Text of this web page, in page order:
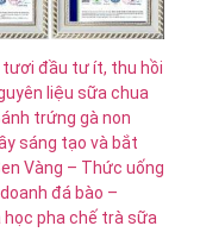
tươi đầu tư ít, thu hồi
liệu sữa chua
trứng gà non
sáng tạo và bắt
Vàng – Thức uống
đá bào –
học pha chế trà sữa​